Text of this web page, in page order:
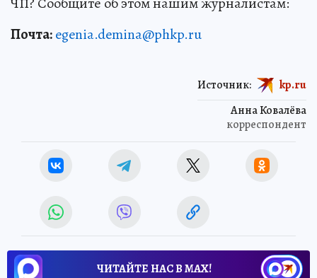
Почта:egenia.demina@phkp.ru
Анна Ковалёва
корреспондент
Источник: kp.ru
ЧИТАЙТЕ НАС В МАХ!